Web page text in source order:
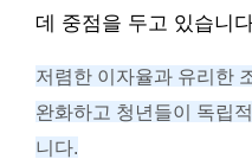
데 중점을 두고 있습니
저렴한 이자율과 유리한
완화하고 청년들이 독립
니다.